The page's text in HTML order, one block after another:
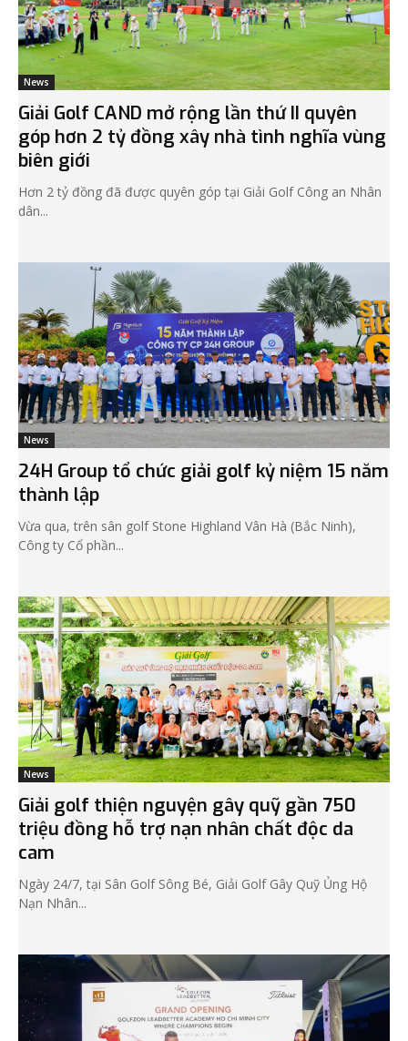
News
Giải Golf CAND mở rộng lần thứ II quyên
góp hơn 2 tỷ đồng xây nhà tình nghĩa vùng
biên giới
Hơn 2 tỷ đồng đã được quyên góp tại Giải Golf Công an Nhân
dân...
News
24H Group tổ chức giải golf kỷ niệm 15 năm
thành lập
Vừa qua, trên sân golf Stone Highland Vân Hà (Bắc Ninh),
Công ty Cổ phần...
News
Giải golf thiện nguyện gây quỹ gần 750
triệu đồng hỗ trợ nạn nhân chất độc da
cam
Ngày 24/7, tại Sân Golf Sông Bé, Giải Golf Gây Quỹ Ủng Hộ
Nạn Nhân...